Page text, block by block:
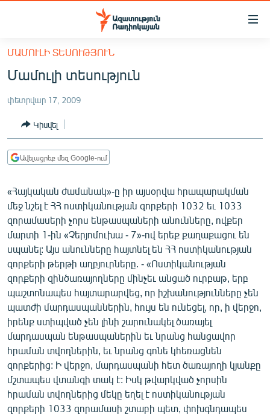
Մատչելիության
հիմնական
բովանդակությանը
հիմնական
մենյուին
Որոնում
ՀԱՅԱՍՏԱՆ
ՔԱՂԱՔԱԿԱՆ
ԸՆՏՐՈՒԹՅՈՒՆՆԵՐ 2026
ԻՐԱՎՈՒՆՔ
ՏՆՏԵՍՈՒԹՅՈՒՆ
ՂԱՐԱԲԱՂ
ՊԱՏԵՐԱԶՄԻ 6 ՇԱԲԱԹՆԵՐԸ
ՏԱՐԱԾԱՇՐՋԱՆ
ՄԻՋԱԶԳԱՅԻՆ
ՄՇԱԿՈՒՅԹ
ՍՊՈՐՏ
ՄԵԿՆԱԲԱՆՈՒԹՅՈՒՆ
ՏՏ ԵՒ ԻՆՏԵՐՆԵՏ
ԿՈՐՈՆԱՎԻՐՈՒՍ
ԱՐԽԻՎ
ՄԱՄՈՒԼԻ ՏԵՍՈՒԹՅՈՒՆ
Մամուլի տեսություն
փետրվար 17, 2009
Կիսվել
Ավելացրեք մեզ Google-ում
«Հայկական ժամանակ»-ը իր այսօրվա հրապարակման
մեջ նշել է ՀՀ ոստիկանության զորքերի 1032 եւ 1033
զորամասերի չորս ենթասպաների անունները, ովքեր
մարտի 1-ին «Չերյոմուխա - 7»-ով երեք քաղաքացու են
սպանել: Այս անունները հայտնել են ՀՀ ոստիկանության
զորքերի թերթի աղբյուրները. - «Ոստիկանության
զորքերի զինծառայողները մինչեւ անցած ուրբաթ, երբ
պաշտոնապես հայտարարվեց, որ իշխանությունները չեն
պատժի մարդասպաններին, հույս են ունեցել, որ, ի վերջո,
իրենք ստիպված չեն լինի շարունակել ծառայել
մարդասպան ենթասպաներին եւ նրանց հանցավոր
հրաման տվողներին, եւ նրանց գոնե կհեռացնեն
զորքերից: Ի վերջո, մարդասպանի հետ ծառայողի կյանքը
մշտապես վտանգի տակ է: Իսկ թվարկված չորսին
հրաման տվողներից մեկը եղել է ոստիկանության
զորքերի 1033 զորամասի շտաբի պետ, փոխգնդապես